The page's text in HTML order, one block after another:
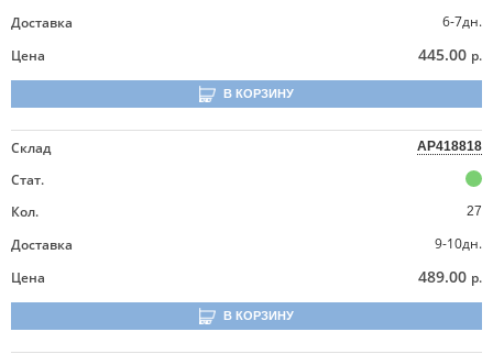
Доставка
6-7дн.
Цена
445.00 р.
В КОРЗИНУ
Склад AP418818
Стат.
Кол.
27
Доставка
9-10дн.
Цена
489.00 р.
В КОРЗИНУ